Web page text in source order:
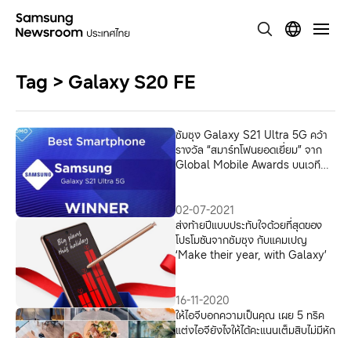
Tag > Galaxy S20 FE
ซัมซุง Galaxy S21 Ultra 5G คว้า
รางวัล “สมาร์ทโฟนยอดเยี่ยม” จาก
Global Mobile Awards บนเวที
02-07-2021
ส่งท้ายปีแบบประทับใจด้วยที่สุดของ
โปรโมชันจากซัมซุง กับแคมเปญ
‘Make their year, with Galaxy’
16-11-2020
ให้ไอจีบอกความเป็นคุณ เผย 5 ทริค
แต่งไอจียังไงให้ได้คะแนนเต็มสิบไม่มีหัก